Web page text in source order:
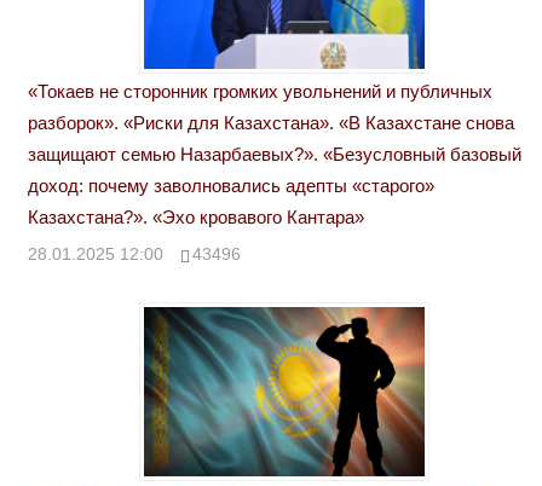
«Токаев не сторонник громких увольнений и публичных
разборок». «Риски для Казахстана». «В Казахстане снова
защищают семью Назарбаевых?». «Безусловный базовый
доход: почему заволновались адепты «старого»
Казахстана?». «Эхо кровавого Кантара»
28.01.2025 12:00 43496